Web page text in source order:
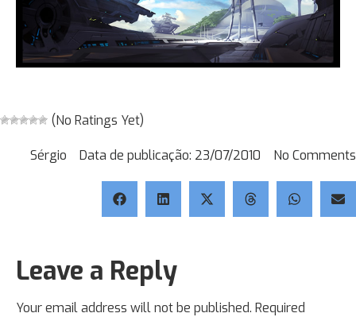
(No Ratings Yet)
Sérgio Data de publicação: 23/07/2010 No Comments
Leave a Reply
Your email address will not be published. Required